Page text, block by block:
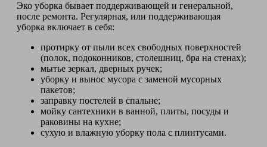
Эко уборка бывает поддерживающей и генеральной,
после ремонта. Регулярная, или поддерживающая
уборка включает в себя:
протирку от пыли всех свободных поверхностей
(полок, подоконников, столешниц, бра на стенах);
мытье зеркал, дверных ручек;
уборку и вынос мусора с заменой мусорных
пакетов;
заправку постелей в спальне;
мойку сантехники в ванной, плиты, посуды и
раковины на кухне;
сухую и влажную уборку пола с плинтусами.